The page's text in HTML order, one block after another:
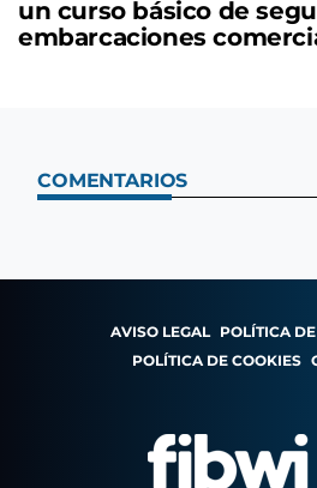
un curso básico de
embarcaciones
COMENTARIOS
AVISO LEGAL POLÍTICA
POLÍTICA DE COOKIES